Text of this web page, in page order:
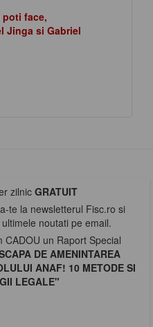
poti face,
Jinga si Gabriel
zilnic GRATUIT
te la newsletterul Fisc.ro si
noutati pe email.
CADOU un Raport Special
DE AMENINTAREA
ANAF! 10 METODE SI
LEGALE"